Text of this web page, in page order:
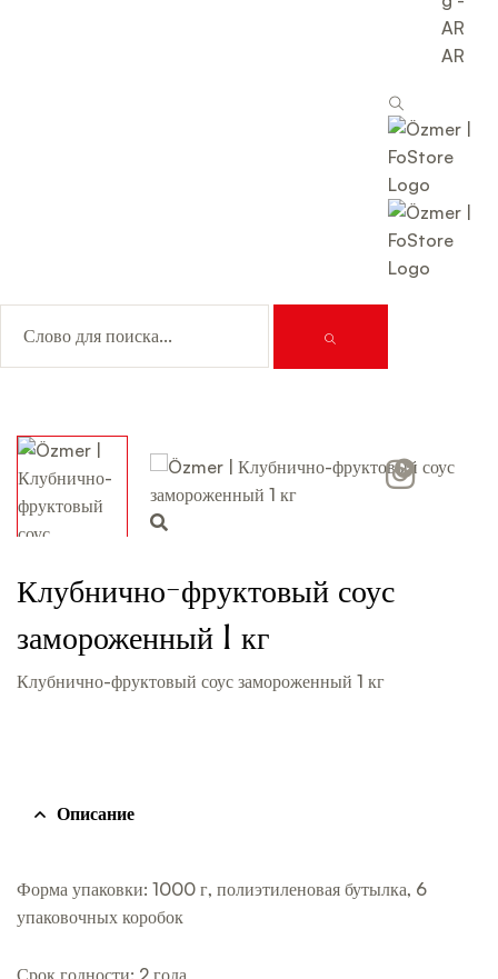
AR
Клубнично-фруктовый соус
замороженный 1 кг
Клубнично-фруктовый соус замороженный 1 кг
Описание
Форма упаковки: 1000 г, полиэтиленовая бутылка, 6
упаковочных коробок